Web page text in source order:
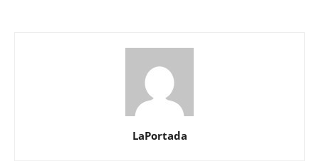
LaPortada